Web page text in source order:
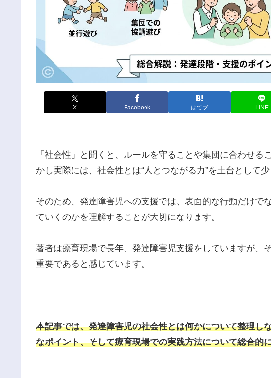
X Facebook はてブ LINE
「社会性」と聞くと、ルールを守ることや集団に合わせる
かし実際には、社会性とは“人とつながる力”を土台として
そのため、発達障害児への支援では、表面的な行動だけで
ていくのかを理解することが大切になります。
著者は療育現場で長年、発達障害児支援をしていますが、
重要であると感じています。
本記事では、発達障害児の社会性とは何かについて整理し
なポイント、そして療育現場での実践方法について総合的